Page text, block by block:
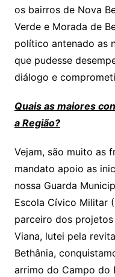
os bairros de Nova
Verde e Morada de
político antenado as
que pudesse
diálogo e
Quais as maiores
a Região?
Vejam, são muito as
mandato apoio as
nossa Guarda
Escola Cívico Militar
parceiro dos
Viana, lutei pela
Bethânia,
arrimo do Campo do